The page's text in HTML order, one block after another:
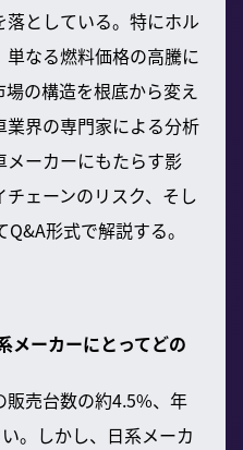
としている。特にホル
なる燃料価格の高騰に
の構造を根底から変え
界の専門家による分析
ーカーにもたらす影
ェーンのリスク、そし
形式で解説する。
メーカーにとってどの
売台数の約4.5%、年
。しかし、日系メーカ